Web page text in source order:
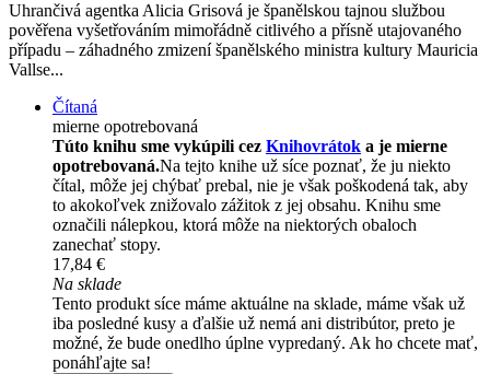
Uhrančivá agentka Alicia Grisová je španělskou tajnou službou
pověřena vyšetřováním mimořádně citlivého a přísně utajovaného
případu – záhadného zmizení španělského ministra kultury Mauricia
Vallse...
Čítaná
mierne opotrebovaná
Túto knihu sme vykúpili cez Knihovrátok a je mierne
opotrebovaná.Na tejto knihe už síce poznať, že ju niekto
čítal, môže jej chýbať prebal, nie je však poškodená tak, aby
to akokoľvek znižovalo zážitok z jej obsahu. Knihu sme
označili nálepkou, ktorá môže na niektorých obaloch
zanechať stopy.
17,84 €
Na sklade
Tento produkt síce máme aktuálne na sklade, máme však už
iba posledné kusy a ďalšie už nemá ani distribútor, preto je
možné, že bude onedlho úplne vypredaný. Ak ho chcete mať,
ponáhľajte sa!